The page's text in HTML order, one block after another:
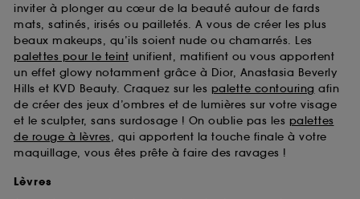
inviter à plonger au cœur de la beauté autour de fards
mats, satinés, irisés ou pailletés. A vous de créer les plus
beaux makeups, qu’ils soient nude ou chamarrés. Les
palettes pour le teint unifient, matifient ou vous apportent
un effet glowy notamment grâce à Dior, Anastasia Beverly
Hills et KVD Beauty. Craquez sur les palette contouring afin
de créer des jeux d’ombres et de lumières sur votre visage
et le sculpter, sans surdosage ! On oublie pas les palettes
de rouge à lèvres, qui apportent la touche finale à votre
maquillage, vous êtes prête à faire des ravages !
Lèvres